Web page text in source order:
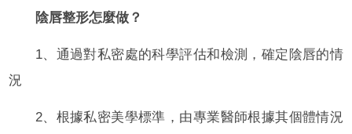
陰唇整形怎麼做？
1、通過對私密處的科學評估和檢測，確定陰唇的情
況
2、根據私密美學標準，由專業醫師根據其個體情況